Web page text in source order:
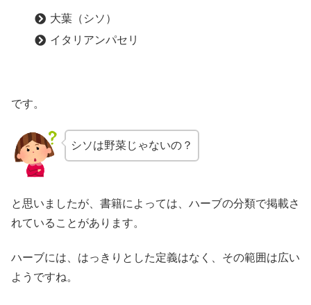
大葉（シソ）
イタリアンパセリ
です。
シソは野菜じゃないの？
と思いましたが、書籍によっては、ハーブの分類で掲載さ
れていることがあります。
ハーブには、はっきりとした定義はなく、その範囲は広い
ようですね。